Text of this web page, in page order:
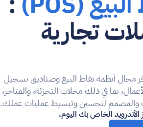
والمصمم لتحسين وتبسيط عمليات عملك.